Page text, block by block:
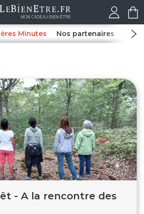
Minutes Nos partenaires Spas
- A la rencontre des